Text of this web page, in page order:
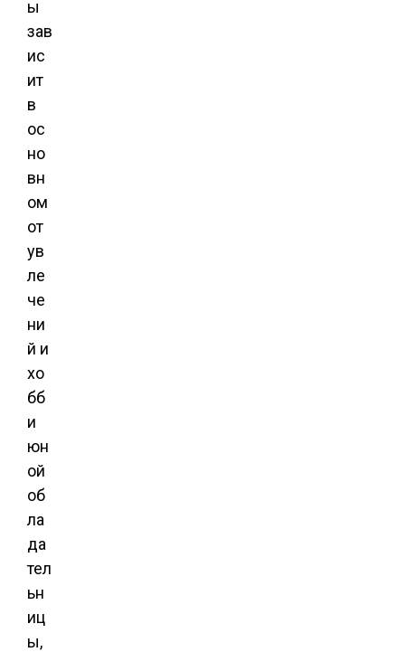
ы
зав
ис
ит
в
ос
но
вн
ом
от
ув
ле
че
ни
й и
хо
бб
и
юн
ой
об
ла
да
тел
ьн
иц
ы,